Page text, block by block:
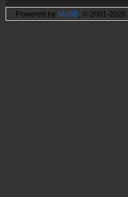
Powered by MyBB , © 2001-2026